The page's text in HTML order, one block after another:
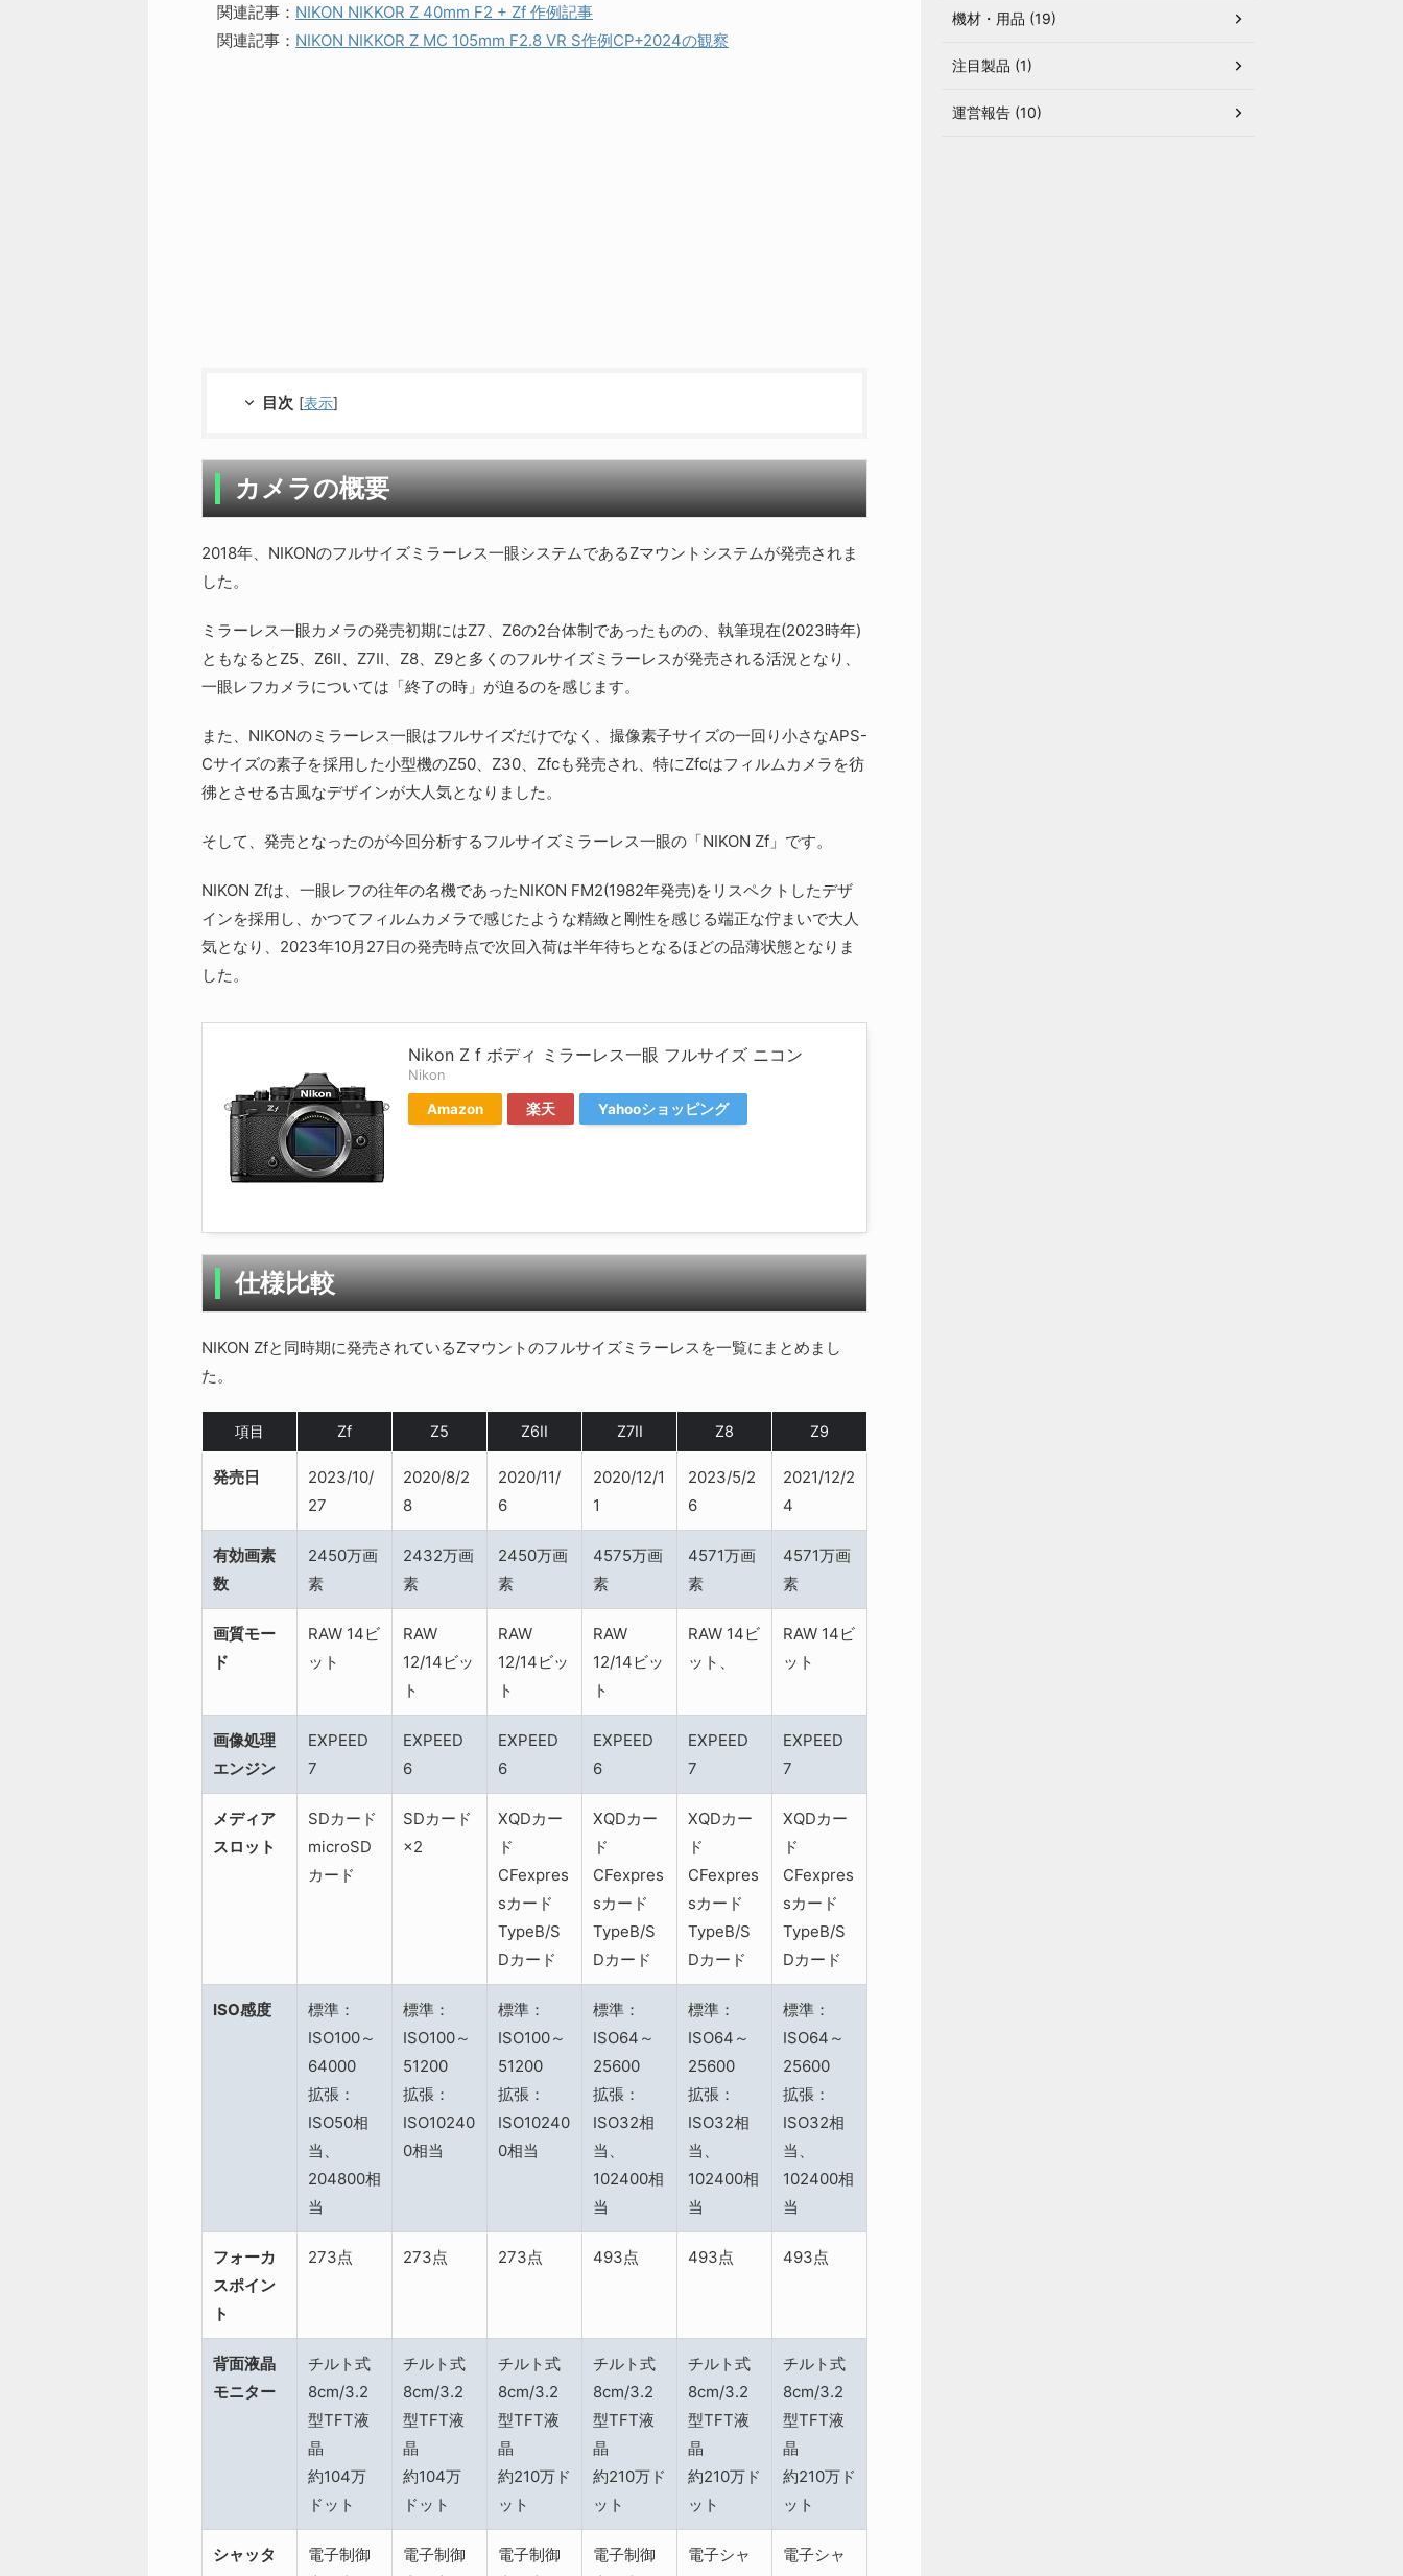
関連記事： NIKON NIKKOR Z 40mm F2 + Zf 作例記事
関連記事： NIKON NIKKOR Z MC 105mm F2.8 VR S作例CP+2024の観察
目次 [表示]
カメラの概要
2018年、NIKONのフルサイズミラーレス一眼システムであるZマウントシステムが発売されま
した。
ミラーレス一眼カメラの発売初期にはZ7、Z6の2台体制であったものの、執筆現在(2023時年)
ともなるとZ5、Z6II、Z7II、Z8、Z9と多くのフルサイズミラーレスが発売される活況となり、
一眼レフカメラについては「終了の時」が迫るのを感じます。
また、NIKONのミラーレス一眼はフルサイズだけでなく、撮像素子サイズの一回り小さなAPS-
Cサイズの素子を採用した小型機のZ50、Z30、Zfcも発売され、特にZfcはフィルムカメラを彷
彿とさせる古風なデザインが大人気となりました。
そして、発売となったのが今回分析するフルサイズミラーレス一眼の「NIKON Zf」です。
NIKON Zfは、一眼レフの往年の名機であったNIKON FM2(1982年発売)をリスペクトしたデザ
インを採用し、かつてフィルムカメラで感じたような精緻と剛性を感じる端正な佇まいで大人
気となり、2023年10月27日の発売時点で次回入荷は半年待ちとなるほどの品薄状態となりま
した。
Nikon Z f ボディ ミラーレス一眼 フルサイズ ニコン
Nikon
Amazon 楽天 Yahooショッピング
仕様比較
NIKON Zfと同時期に発売されているZマウントのフルサイズミラーレスを一覧にまとめまし
た。
項目 Zf Z5 Z6II Z7II Z8 Z9
発売日
2023/10/
27
2020/8/2
8
2020/11/
6
2020/12/1
1
2023/5/2
6
2021/12/2
4
有効画素
数
2450万画
素
2432万画
素
2450万画
素
4575万画
素
4571万画
素
4571万画
素
画質モー
ド
RAW 14ビ
ット
RAW
12/14ビッ
ト
RAW
12/14ビッ
ト
RAW
12/14ビッ
ト
RAW 14ビ
ット、
RAW 14ビ
ット
画像処理
エンジン
EXPEED
7
EXPEED
6
EXPEED
6
EXPEED
6
EXPEED
7
EXPEED
7
メディア
スロット
SDカード
microSD
カード
SDカード
×2
XQDカー
ド
CFexpres
sカード
TypeB/S
Dカード
XQDカー
ド
CFexpres
sカード
TypeB/S
Dカード
XQDカー
ド
CFexpres
sカード
TypeB/S
Dカード
XQDカー
ド
CFexpres
sカード
TypeB/S
Dカード
ISO感度
標準：
ISO100～
64000
拡張：
ISO50相
当、
204800相
当
標準：
ISO100～
51200
拡張：
ISO10240
0相当
標準：
ISO100～
51200
拡張：
ISO10240
0相当
標準：
ISO64～
25600
拡張：
ISO32相
当、
102400相
当
標準：
ISO64～
25600
拡張：
ISO32相
当、
102400相
当
標準：
ISO64～
25600
拡張：
ISO32相
当、
102400相
当
フォーカ
スポイン
ト
273点 273点 273点 493点 493点 493点
背面液晶
モニター
チルト式
8cm/3.2
型TFT液
晶
約104万
ドット
チルト式
8cm/3.2
型TFT液
晶
約104万
ドット
チルト式
8cm/3.2
型TFT液
晶
約210万ド
ット
チルト式
8cm/3.2
型TFT液
晶
約210万ド
ット
チルト式
8cm/3.2
型TFT液
晶
約210万ド
ット
チルト式
8cm/3.2
型TFT液
晶
約210万ド
ット
シャッタ
電子制御
電子制御
電子制御
電子制御
電子シャ
電子シャ
機材・用品 (19)
注目製品 (1)
運営報告 (10)